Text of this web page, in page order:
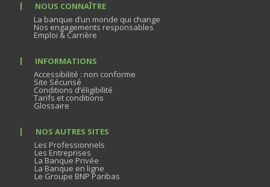
NOUS CONNAÎTRE
La banque d’un monde qui change
Nos engagements responsables
Emploi & Carrière
INFORMATIONS
Accessibilité : non conforme
Site Sécurisé
Conditions d’éligibilité
Tarifs et conditions
Glossaire
NOS AUTRES SITES
Les Professionnels
Les Entreprises
La Banque Privée
La Banque en ligne
Le Groupe BNP Paribas